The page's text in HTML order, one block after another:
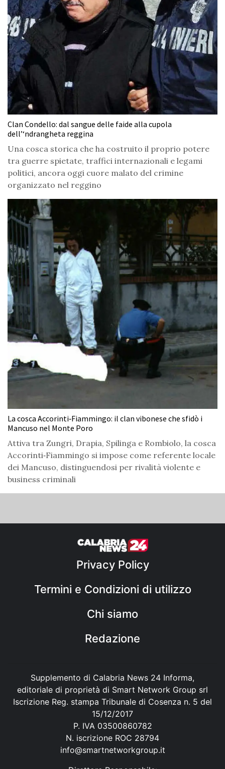
Clan Condello: dal sangue delle faide alla cupola
dell’‘ndrangheta reggina
Una cosca storica che ha costruito il proprio potere
tra guerre spietate, traffici internazionali e legami
politici, ancora oggi cuore malato del crimine
organizzato nel reggino
La cosca Accorinti‑Fiammingo: il clan vibonese che sfidò i
Mancuso nel Monte Poro
Attiva tra Zungri, Drapia, Spilinga e Rombiolo, la cosca
Accorinti‑Fiammingo si impose come referente locale
dei Mancuso, distinguendosi per rivalità violente e
business criminali
Privacy Policy
Termini e Condizioni di utilizzo
Chi siamo
Redazione
Supplemento di Calabria News 24 Informa,
editoriale di proprietà di Smart Network Group srl
Iscrizione Reg. stampa Tribunale di Cosenza n. 5 del
15/12/2017
P. IVA 03500860782
N. iscrizione ROC 28794
info@smartnetworkgroup.it